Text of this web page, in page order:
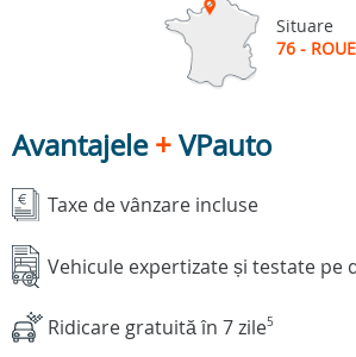
Situare
76 -
Avantajele+VPauto
Taxe de vânzare incluse
Vehicule expertizate și testate pe
Ridicare gratuită în 7 zile5